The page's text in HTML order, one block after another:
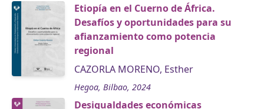
Etiopía en el Cuerno de África.
Desafíos y oportunidades para su
afianzamiento como potencia
regional
CAZORLA MORENO, Esther
Hegoa, Bilbao, 2024
Desigualdades económicas